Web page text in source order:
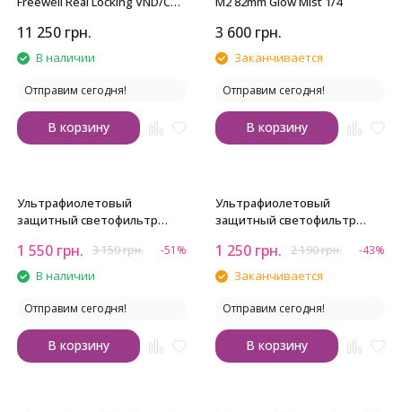
11 250 грн.
В наличии
Отправим сегодня!
В корзину
3 600 грн.
Заканчивается
Отправим сегодня!
В корзину
Ультрафиолетовый
защитный светофильтр
1 550 грн. 3 150грн. -51%
В наличии
Отправим сегодня!
В корзину
Ультрафиолетовый
защитный светофильтр
1 250 грн. 2 190грн. -43%
Заканчивается
Отправим сегодня!
В корзину